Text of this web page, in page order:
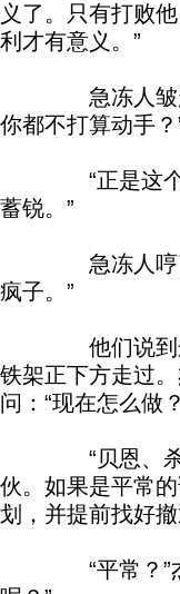
义了。只有打败
利才有意义。”
急冻人皱起眉
你都不打算动手？
“正是这个意
蓄锐。”
急冻人哼了一
疯子。”
他们说到这儿
铁架正下方走过
问：“现在怎么做
“贝恩、杀手
伙。如果是平常
划，并提前找好撤
“平常？”杰伊